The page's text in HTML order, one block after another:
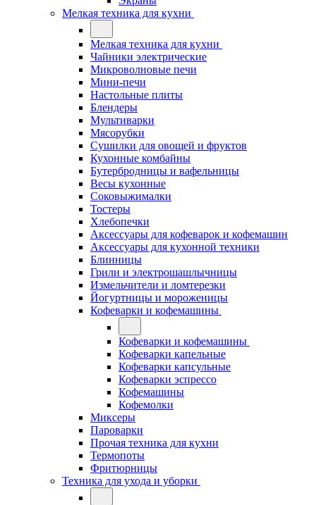
Мелкая техника для кухни
Мелкая техника для кухни
Чайники электрические
Микроволновые печи
Мини-печи
Настольные плиты
Блендеры
Мультиварки
Мясорубки
Сушилки для овощей и фруктов
Кухонные комбайны
Бутербродницы и вафельницы
Весы кухонные
Соковыжималки
Тостеры
Хлебопечки
Аксессуары для кофеварок и кофемашин
Аксессуары для кухонной техники
Блинницы
Грили и электрошашлычницы
Измельчители и ломтерезки
Йогуртницы и мороженицы
Кофеварки и кофемашины
Кофеварки и кофемашины
Кофеварки капельные
Кофеварки капсульные
Кофеварки эспрессо
Кофемашины
Кофемолки
Миксеры
Пароварки
Прочая техника для кухни
Термопоты
Фритюрницы
Техника для ухода и уборки